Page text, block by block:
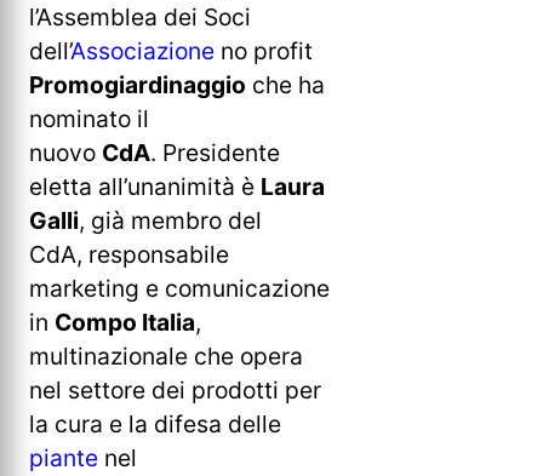
l’Assemblea dei Soci
dell’Associazione no profit
Promogiardinaggio che ha
nominato il
nuovo CdA. Presidente
eletta all’unanimità è Laura
Galli, già membro del
CdA, responsabile
marketing e comunicazione
in Compo Italia,
multinazionale che opera
nel settore dei prodotti per
la cura e la difesa delle
piante nel